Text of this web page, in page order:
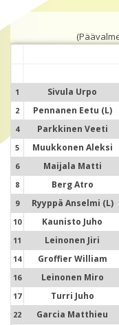
1 Sivula Urpo
2 Pennanen Eetu (L)
4 Parkkinen Veeti
5 Muukkonen Aleksi
6 Maijala Matti
8 Berg Atro
9 Ryyppä Anselmi (L)
10 Kaunisto Juho
11 Leinonen Jiri
14 Groffier William
16 Leinonen Miro
17 Turri Juho
22 Garcia Matthieu